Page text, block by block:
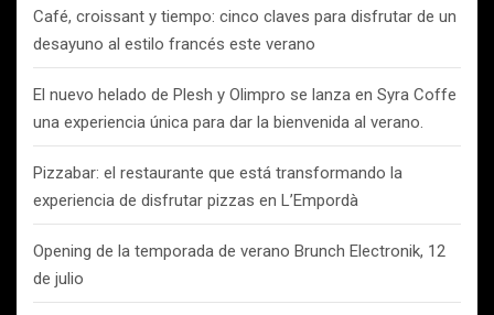
Café, croissant y tiempo: cinco claves para disfrutar de un
desayuno al estilo francés este verano
El nuevo helado de Plesh y Olimpro se lanza en Syra Coffe
una experiencia única para dar la bienvenida al verano.
Pizzabar: el restaurante que está transformando la
experiencia de disfrutar pizzas en L’Empordà
Opening de la temporada de verano Brunch Electronik, 12
de julio